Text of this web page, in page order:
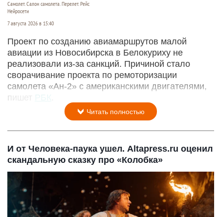
Самолет. Салон самолета. Перелет. Рейс
Нейросети
7 августа 2026 в 15:40
Проект по созданию авиамаршрутов малой
авиации из Новосибирска в Белокуриху не
реализовали из-за санкций. Причиной стало
сворачивание проекта по ремоторизации
самолета «Ан-2» с американскими двигателями,
пишет РБК
Читать полностью
И от Человека-паука ушел. Altapress.ru оценил
скандальную сказку про «Колобка»